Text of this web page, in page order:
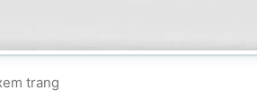
trang